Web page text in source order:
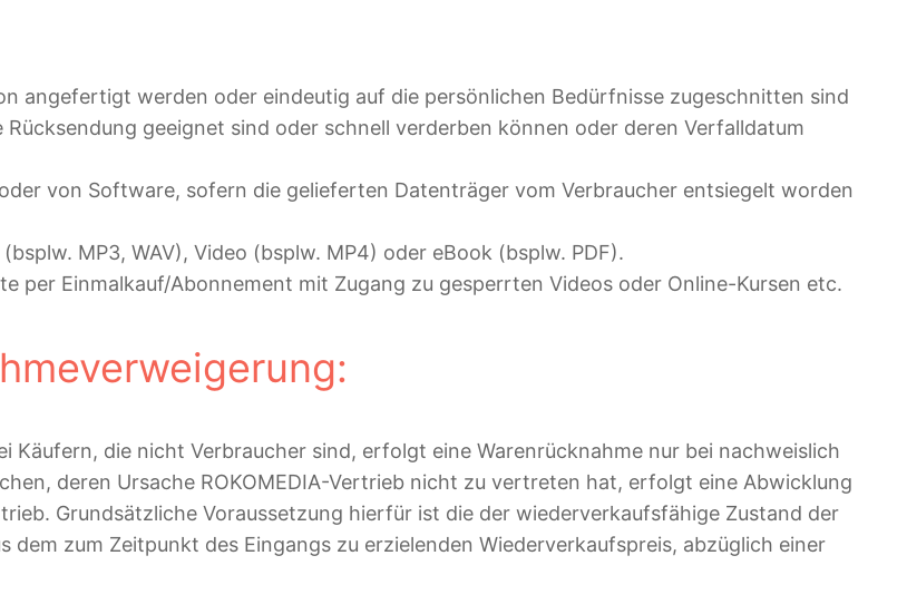
angefertigt werden oder eindeutig auf die persönlichen Bedürfnisse zugeschnitten sind
geeignet sind oder schnell verderben können oder deren Verfalldatum
von Software, sofern die gelieferten Datenträger vom Verbraucher entsiegelt worden
MP3, WAV), Video (bsplw. MP4) oder eBook (bsplw. PDF).
per Einmalkauf/Abonnement mit Zugang zu gesperrten Videos oder Online-Kursen etc.
die nicht Verbraucher sind, erfolgt eine Warenrücknahme nur bei nachweislich
deren Ursache ROKOMEDIA-Vertrieb nicht zu vertreten hat, erfolgt eine Abwicklung
Grundsätzliche Voraussetzung hierfür ist die der wiederverkaufsfähige Zustand der
zum Zeitpunkt des Eingangs zu erzielenden Wiederverkaufspreis, abzüglich einer